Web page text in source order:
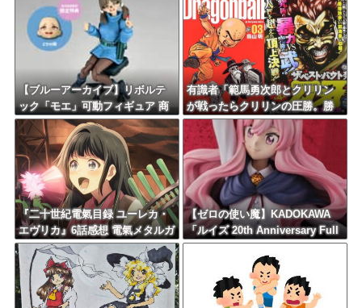
【ブルーアーカイブ】リボルテ
ック「モエ」可動フィギュア 商
品情報公開【17日予約開始】
有識者「範馬勇次郎とクリリン
が戦ったらクリリンの圧勝。勝
負にならないぐらい差がある」
『二十世紀電氣目録 ユーレカ・
エヴリカ』6話感想 電氣メタルガ
ールズバンド爆誕
【ゼロの使い魔】KADOKAWA
「ルイズ 20th Anniversary Full
scale bust model」等身大胸像
フィギュア【予約開始】